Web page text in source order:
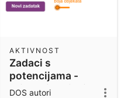
Zadaci s
potencijama -
prirodni brojevi
AKTIVNOST
DOS autori